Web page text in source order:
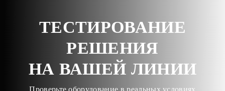
ТЕСТИРОВАНИЕ
РЕШЕНИЯ
НА ВАШЕЙ ЛИНИИ